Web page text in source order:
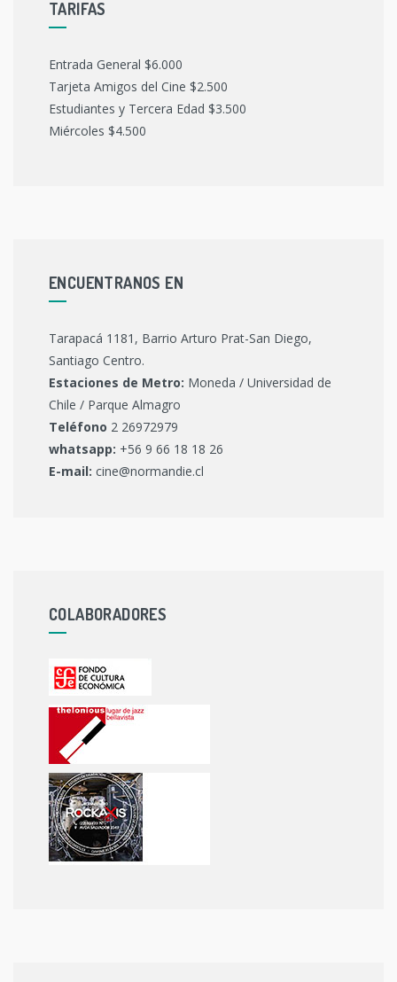
TARIFAS
Entrada General $6.000
Tarjeta Amigos del Cine $2.500
Estudiantes y Tercera Edad $3.500
Miércoles $4.500
ENCUENTRANOS EN
Tarapacá 1181, Barrio Arturo Prat-San Diego,
Santiago Centro.
Estaciones de Metro: Moneda / Universidad de
Chile / Parque Almagro
Teléfono 2 26972979
whatsapp: +56 9 66 18 18 26
E-mail: cine@normandie.cl
COLABORADORES